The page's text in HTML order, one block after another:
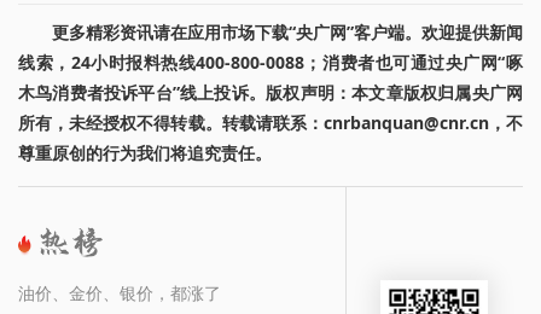
更多精彩资讯请在应用市场下载“央广网”客户端。欢迎提供新闻
线索，24小时报料热线400-800-0088；消费者也可通过央广网“啄
木鸟消费者投诉平台”线上投诉。版权声明：本文章版权归属央广网
所有，未经授权不得转载。转载请联系：cnrbanquan@cnr.cn，不
尊重原创的行为我们将追究责任。
油价、金价、银价，都涨了